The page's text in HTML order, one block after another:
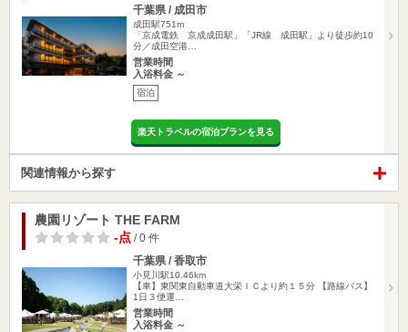
千葉県 / 成田市
成田駅751m
「京成電鉄 京成成田駅」「JR線 成田駅」より徒歩約10
分／成田空港…
営業時間
入浴料金 ～
宿泊
楽天トラベルの宿泊プランを見る
関連情報から探す
農園リゾート THE FARM
-点 / 0 件
千葉県 / 香取市
小見川駅10.46km
【車】東関東自動車道大栄ＩＣより約１５分 【路線バス】
1日３便運…
営業時間
入浴料金 ～